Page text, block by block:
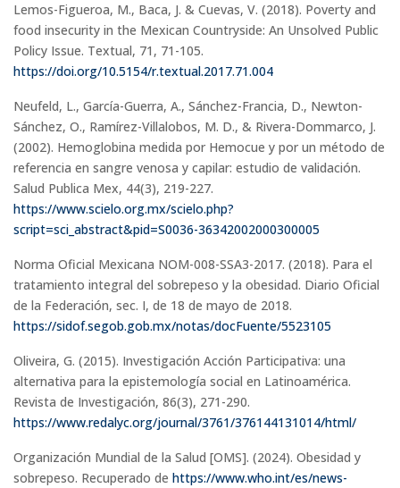
Lemos-Figueroa, M., Baca, J. & Cuevas, V. (2018). Poverty and
food insecurity in the Mexican Countryside: An Unsolved Public
Policy Issue. Textual, 71, 71-105.
https://doi.org/10.5154/r.textual.2017.71.004
Neufeld, L., García-Guerra, A., Sánchez-Francia, D., Newton-
Sánchez, O., Ramírez-Villalobos, M. D., & Rivera-Dommarco, J.
(2002). Hemoglobina medida por Hemocue y por un método de
referencia en sangre venosa y capilar: estudio de validación.
Salud Publica Mex, 44(3), 219-227.
https://www.scielo.org.mx/scielo.php?
script=sci_abstract&pid=S0036-36342002000300005
Norma Oficial Mexicana NOM-008-SSA3-2017. (2018). Para el
tratamiento integral del sobrepeso y la obesidad. Diario Oficial
de la Federación, sec. I, de 18 de mayo de 2018.
https://sidof.segob.gob.mx/notas/docFuente/5523105
Oliveira, G. (2015). Investigación Acción Participativa: una
alternativa para la epistemología social en Latinoamérica.
Revista de Investigación, 86(3), 271-290.
https://www.redalyc.org/journal/3761/376144131014/html/
Organización Mundial de la Salud [OMS]. (2024). Obesidad y
sobrepeso. Recuperado de https://www.who.int/es/news-